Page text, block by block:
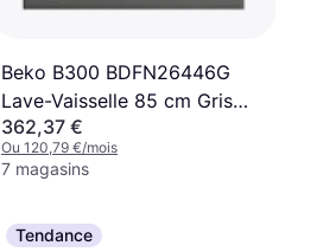
Beko B300 BDFN26446G
Lave-Vaisselle 85 cm Gris
Manhattan
362,37 €
Ou 120,79 €/mois
7 magasins
Tendance